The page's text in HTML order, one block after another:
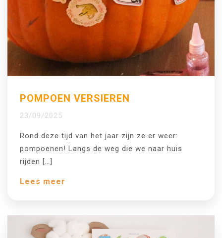
POMPOEN VERSIEREN
23/09/2025
Rond deze tijd van het jaar zijn ze er weer:
pompoenen! Langs de weg die we naar huis
rijden […]
Lees meer